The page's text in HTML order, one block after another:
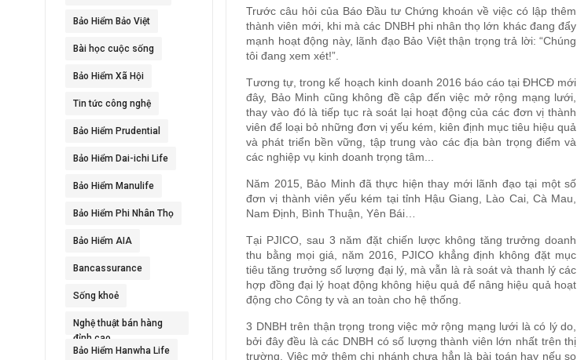
Bảo Hiểm Bảo Việt
Bài học cuộc sống
Bảo Hiểm Xã Hội
Tin tức công nghệ
Bảo Hiểm Prudential
Bảo Hiểm Dai-ichi Life
Bảo Hiểm Manulife
Bảo Hiểm Phi Nhân Thọ
Bảo Hiểm AIA
Bancassurance
Sống khoẻ
Nghệ thuật bán hàng
đỉnh cao
Bảo Hiểm Hanwha Life
Trước câu hỏi của Báo Đầu tư Chứng khoán về việc có lập thêm
thành viên mới, khi mà các DNBH phi nhân thọ lớn khác đang đẩy
mạnh hoạt động này, lãnh đạo Bảo Việt thận trọng trả lời: “Chúng
tôi đang xem xét!”.
Tương tự, trong kế hoạch kinh doanh 2016 báo cáo tại ĐHCĐ mới
đây, Bảo Minh cũng không đề cập đến việc mở rộng mạng lưới,
thay vào đó là tiếp tục rà soát lại hoạt động của các đơn vị thành
viên để loại bỏ những đơn vị yếu kém, kiên định mục tiêu hiệu quả
và phát triển bền vững, tập trung vào các địa bàn trọng điểm và
các nghiệp vụ kinh doanh trọng tâm...
Năm 2015, Bảo Minh đã thực hiện thay mới lãnh đạo tại một số
đơn vị thành viên yếu kém tại tỉnh Hậu Giang, Lào Cai, Cà Mau,
Nam Định, Bình Thuận, Yên Bái…
Tại PJICO, sau 3 năm đặt chiến lược không tăng trưởng doanh
thu bằng mọi giá, năm 2016, PJICO khẳng định không đặt mục
tiêu tăng trưởng số lượng đại lý, mà vẫn là rà soát và thanh lý các
hợp đồng đại lý hoạt động không hiệu quả để nâng hiệu quả hoạt
động cho Công ty và an toàn cho hệ thống.
3 DNBH trên thận trọng trong việc mở rộng mạng lưới là có lý do,
bởi đây đều là các DNBH có số lượng thành viên lớn nhất trên thị
trường. Việc mở thêm chi nhánh chưa hẳn là bài toán hay nếu so